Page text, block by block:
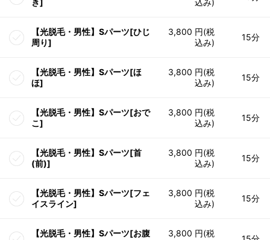
き] 込み)
【光脱毛・男性】Sパーツ[ひじ
周り]
3,800 円(税
込み)
15分
【光脱毛・男性】Sパーツ[ほ
ほ]
3,800 円(税
込み)
15分
【光脱毛・男性】Sパーツ[おで
こ]
3,800 円(税
込み)
15分
【光脱毛・男性】Sパーツ[首
(前)]
3,800 円(税
込み)
15分
【光脱毛・男性】Sパーツ[フェ
イスライン]
3,800 円(税
込み)
15分
【光脱毛・男性】Sパーツ[お腹
3,800 円(税